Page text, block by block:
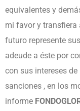
equivalentes y
mi favor y transfiera
futuro represente
adeude a éste por
con sus intereses
sanciones , en los
informe